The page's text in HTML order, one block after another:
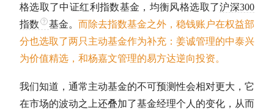
格选取了中证红利 指数基金 ，均衡风格选取了沪深300
指数
基金。 而除去指数基金之外，稳钱账户在权益部
分也选取了两只主动基金作为补充：姜诚管理的中泰兴
为价值精选，和杨嘉文管理的易方达逆向投资。
我们知道，通常主动基金的不可预测性会相对更大，它
在市场的波动之上还叠加了基金经理个人的变化，从而